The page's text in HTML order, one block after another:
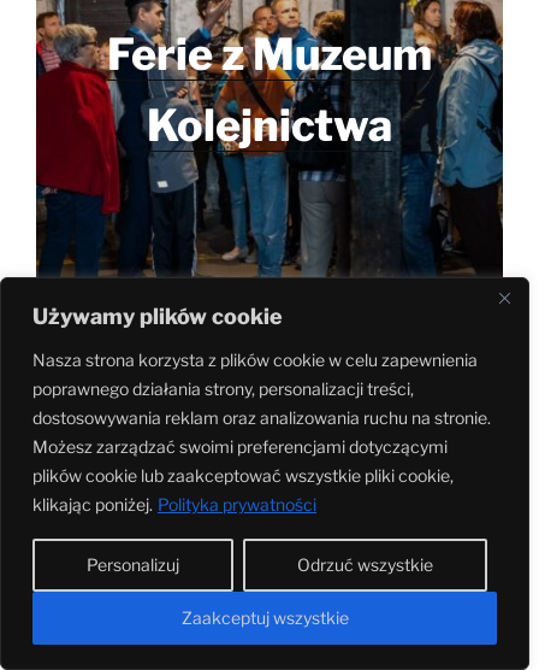
Używamy plików cookie
Nasza strona korzysta z plików cookie w celu zapewnienia
poprawnego działania strony, personalizacji treści,
dostosowywania reklam oraz analizowania ruchu na stronie.
Możesz zarządzać swoimi preferencjami dotyczącymi
plików cookie lub zaakceptować wszystkie pliki cookie,
klikając poniżej. Polityka prywatności
Personalizuj Odrzuć wszystkie
Zaakceptuj wszystkie
Ferie z Muzeum
Kolejnictwa
Stacja św. Mikołaja